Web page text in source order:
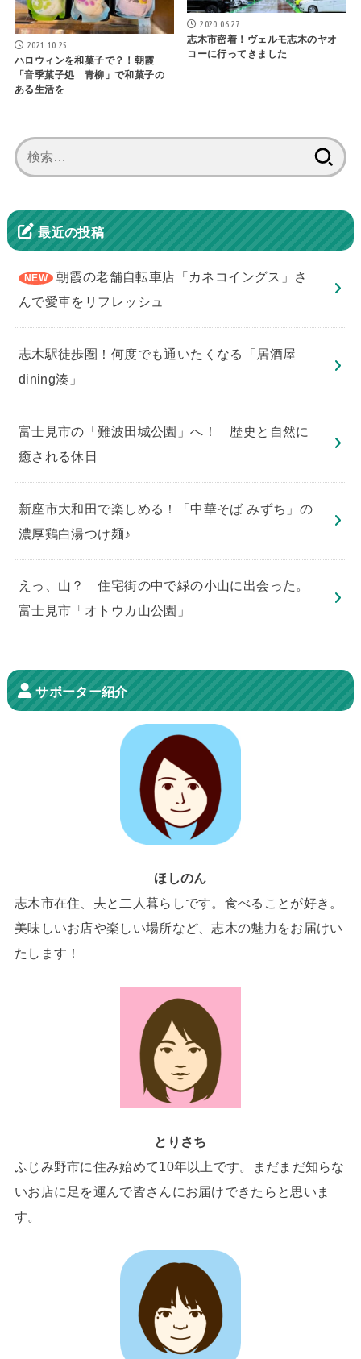
2021.10.25
ハロウィンを和菓子で？！朝霞
「音季菓子処 青柳」で和菓子の
ある生活を
2020.06.27
志木市密着！ヴェルモ志木のヤオ
コーに行ってきました
索:
最近の投稿
朝霞の老舗自転車店「カネコイングス」さ
んで愛車をリフレッシュ
志木駅徒歩圏！何度でも通いたくなる「居酒屋
dining湊」
​富士見市の「難波田城公園」へ！ 歴史と自然に
癒される休日
新座市大和田で楽しめる！「中華そば みずち」の
濃厚鶏白湯つけ麺♪
えっ、山？ 住宅街の中で緑の小山に出会った。
富士見市「オトウカ山公園」
サポーター紹介
ほしのん
志木市在住、夫と二人暮らしです。食べることが好き。
美味しいお店や楽しい場所など、志木の魅力をお届けい
たします！
とりさち
ふじみ野市に住み始めて10年以上です。まだまだ知らな
いお店に足を運んで皆さんにお届けできたらと思いま
す。